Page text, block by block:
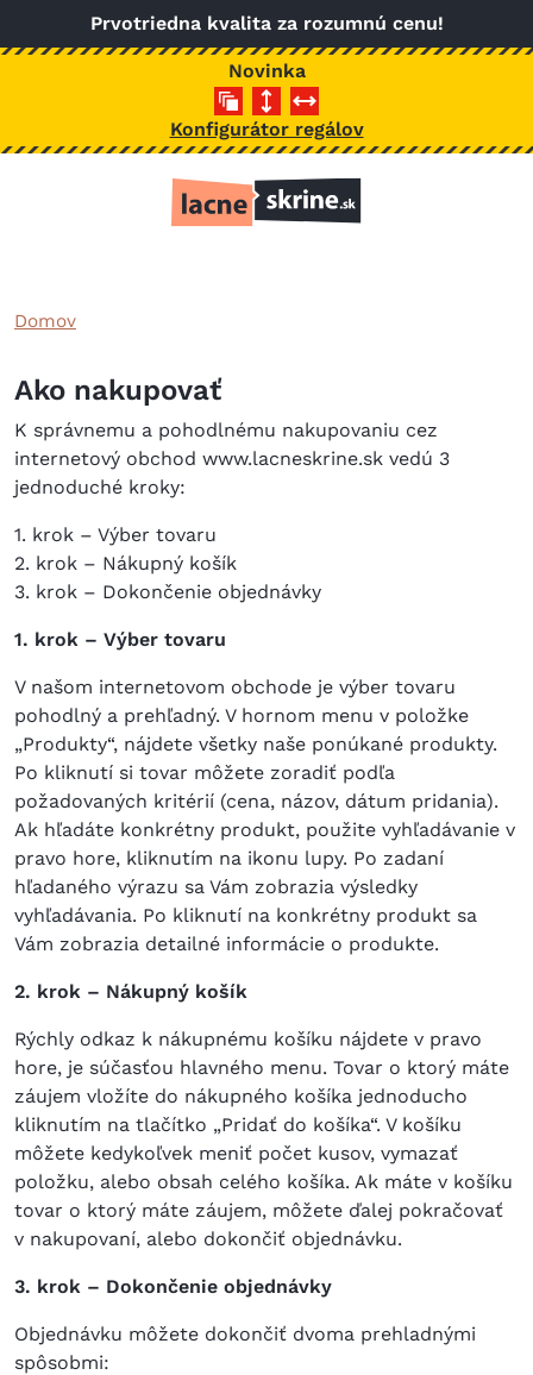
Skočiť na hlavný obsah
Prvotriedna kvalita za rozumnú cenu!
Novinka
Konfigurátor regálov
Domov
Ako nakupovať
K správnemu a pohodlnému nakupovaniu cez
internetový obchod www.lacneskrine.sk vedú 3
jednoduché kroky:
1. krok – Výber tovaru
2. krok – Nákupný košík
3. krok – Dokončenie objednávky
1. krok – Výber tovaru
V našom internetovom obchode je výber tovaru
pohodlný a prehľadný. V hornom menu v položke
„Produkty“, nájdete všetky naše ponúkané produkty.
Po kliknutí si tovar môžete zoradiť podľa
požadovaných kritérií (cena, názov, dátum pridania).
Ak hľadáte konkrétny produkt, použite vyhľadávanie v
pravo hore, kliknutím na ikonu lupy. Po zadaní
hľadaného výrazu sa Vám zobrazia výsledky
vyhľadávania. Po kliknutí na konkrétny produkt sa
Vám zobrazia detailné informácie o produkte.
2. krok – Nákupný košík
Rýchly odkaz k nákupnému košíku nájdete v pravo
hore, je súčasťou hlavného menu. Tovar o ktorý máte
záujem vložíte do nákupného košíka jednoducho
kliknutím na tlačítko „Pridať do košíka“. V košíku
môžete kedykoľvek meniť počet kusov, vymazať
položku, alebo obsah celého košíka. Ak máte v košíku
tovar o ktorý máte záujem, môžete ďalej pokračovať
v nakupovaní, alebo dokončiť objednávku.
3. krok – Dokončenie objednávky
Objednávku môžete dokončiť dvoma prehladnými
spôsobmi: